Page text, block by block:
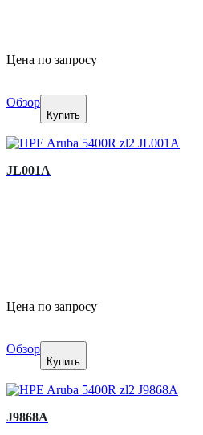
Цена по запросу
Обзор
Купить
JL001A
Цена по запросу
Обзор
Купить
J9868A